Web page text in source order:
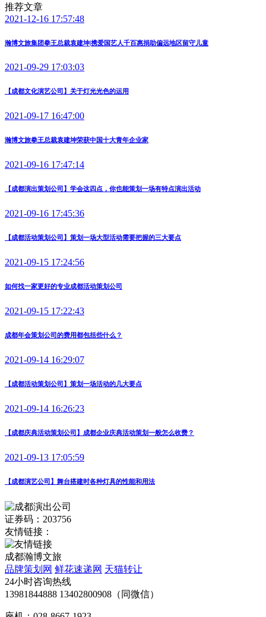
推荐文章
2021-12-16 17:57:48
瀚博文旅集团拳王总裁袁建坤|携爱国艺人千百惠捐助偏远地区留守儿童
2021-09-29 17:03:03
【成都文化演艺公司】关于灯光光色的运用
2021-09-17 16:47:00
瀚博文旅拳王总裁袁建坤荣获中国十大青年企业家
2021-09-16 17:47:14
【成都演出策划公司】学会这四点，你也能策划一场有特点演出活动
2021-09-16 17:45:36
【成都活动策划公司】策划一场大型活动需要把握的三大要点
2021-09-15 17:24:56
如何找一家更好的专业成都活动策划公司
2021-09-15 17:22:43
成都年会策划公司的费用都包括些什么？
2021-09-14 16:29:07
【成都活动策划公司】策划一场活动的几大要点
2021-09-14 16:26:23
【成都庆典活动策划公司】成都企业庆典活动策划一般怎么收费？
2021-09-13 17:05:59
【成都演艺公司】舞台搭建时各种灯具的性能和用法
证券码：203756
友情链接：
成都瀚博文旅
品牌策划网 鲜花速递网 天猫转让
24小时咨询热线
13981844888 13402800908（同微信）